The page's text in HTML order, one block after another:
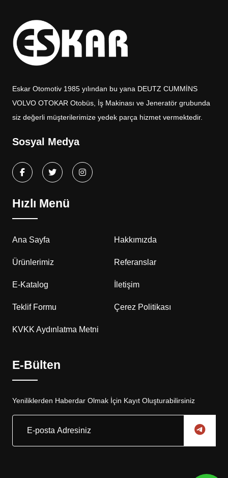
Eskar Otomotiv 1985 yılından bu yana DEUTZ CUMMİNS
VOLVO OTOKAR Otobüs, İş Makinası ve Jeneratör grubunda
siz değerli müşterilerimize yedek parça hizmet vermektedir.
Sosyal Medya
Hızlı Menü
Ana Sayfa Hakkımızda
Ürünlerimiz Referanslar
E-Katalog İletişim
Teklif Formu Çerez Politikası
KVKK Aydınlatma Metni
E-Bülten
Yeniliklerden Haberdar Olmak İçin Kayıt Oluşturabilirsiniz